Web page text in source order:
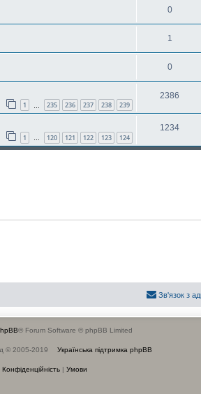
0
1
0
1 235 236 237 238 239
2386
1 … 120 121 122 123 124
1234
Зв'язок з
® Forum Software © phpBB Limited
© 2005-2019 Українська підтримка phpBB
Конфіденційність Умови